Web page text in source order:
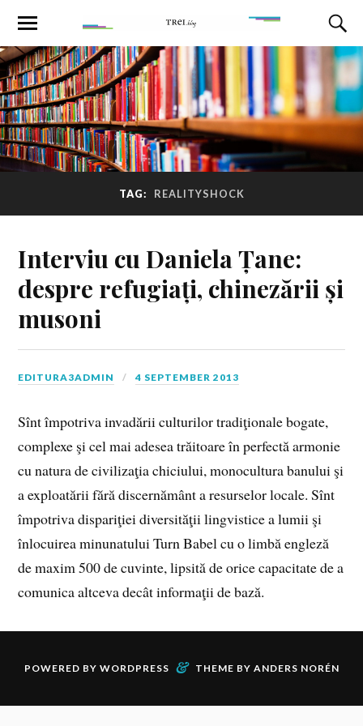
TAG: REALITYSHOCK
Interviu cu Daniela Țane:
despre refugiați, chinezării și
musoni
EDITURA3ADMIN 4 SEPTEMBER 2013
Sînt împotriva invadării culturilor tradiţionale bogate,
complexe şi cel mai adesea trăitoare în perfectă armonie
cu natura de civilizaţia chiciului, monocultura banului şi
a exploatării fără discernământ a resurselor locale. Sînt
împotriva dispariţiei diversităţii lingvistice a lumii şi
înlocuirea minunatului Turn Babel cu o limbă engleză
de maxim 500 de cuvinte, lipsită de orice capacitate de a
comunica altceva decât informaţii de bază.
POWERED BY WORDPRESS & THEME BY ANDERS NORÉN